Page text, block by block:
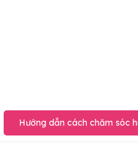
Hướng dẫn cách chăm sóc